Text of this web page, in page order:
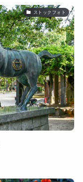
ストックフォト